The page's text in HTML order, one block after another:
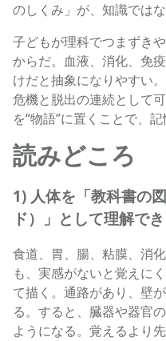
のしくみ」が、知識では
子どもが理科でつまずき
からだ。血液、消化、免
けだと抽象になりやすい
危機と脱出の連続として
を“物語”に置くことで、
読みどころ
1) 人体を「教科書の
ド）」として理解で
食道、胃、腸、粘膜、消
も、実感がないと覚えに
て描く。通路があり、壁
る。すると、臓器や器官
ようになる。覚えるより